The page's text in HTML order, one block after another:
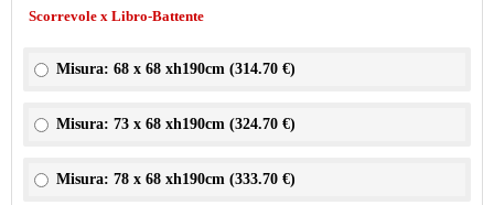
Scorrevole x Libro-Battente
Misura: 68 x 68 xh190cm (314.70 €)
Misura: 73 x 68 xh190cm (324.70 €)
Misura: 78 x 68 xh190cm (333.70 €)